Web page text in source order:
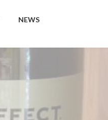
NEWS